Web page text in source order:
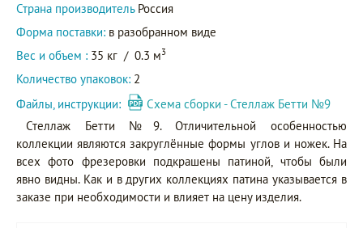
Страна производитель Россия
Форма поставки: в разобранном виде
Вес и объем : 35 кг / 0.3 м3
Количество упаковок: 2
Файлы, инструкции:
Схема сборки - Стеллаж Бетти №9
Стеллаж Бетти №9. Отличительной особенностью
коллекции являются закруглённые формы углов и ножек. На
всех фото фрезеровки подкрашены патиной, чтобы были
явно видны. Как и в других коллекциях патина указывается в
заказе при необходимости и влияет на цену изделия.